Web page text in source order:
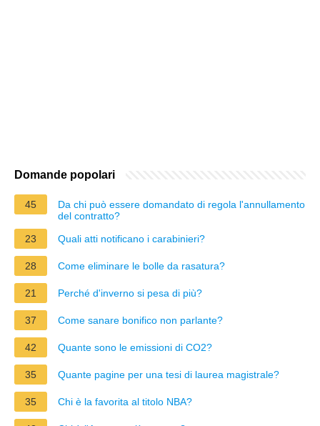
Domande popolari
45
Da chi può essere domandato di regola l'annullamento
del contratto?
23
Quali atti notificano i carabinieri?
28 Come eliminare le bolle da rasatura?
21 Perché d'inverno si pesa di più?
37 Come sanare bonifico non parlante?
42 Quante sono le emissioni di CO2?
35 Quante pagine per una tesi di laurea magistrale?
35 Chi è la favorita al titolo NBA?